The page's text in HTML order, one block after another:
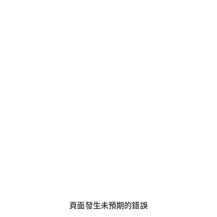
頁面發生未預期的錯誤